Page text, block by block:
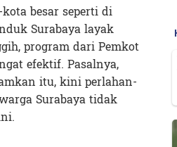
besar seperti di
Surabaya layak
program dari Pemkot
efektif. Pasalnya,
itu, kini perlahan-
Surabaya tidak